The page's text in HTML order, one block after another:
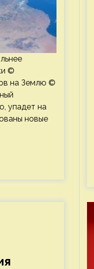
©
на Землю ©
упадет на
новые